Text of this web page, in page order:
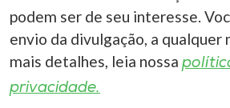
podem ser de seu interesse.
envio da divulgação, a qualquer
mais detalhes, leia nossa
privacidade.